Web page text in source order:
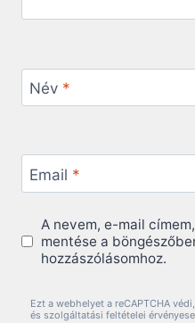
Név *
Email *
A nevem, e-mail
mentése a
hozzászólásomhoz.
Ezt a webhelyet a reCAPTCHA
és szolgáltatási feltételei